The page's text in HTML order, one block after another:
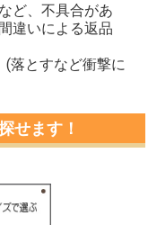
ど、不具合があ
違いによる返品
落とすなど衝撃に
せます！